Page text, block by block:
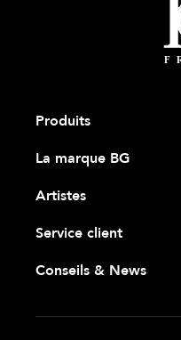
Produits
La marque BG
Artistes
Service client
Conseils & News